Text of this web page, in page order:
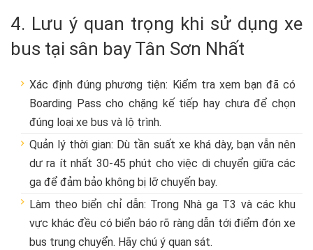
4. Lưu ý quan trọng khi sử dụng xe
bus tại sân bay Tân Sơn Nhất
Xác định đúng phương tiện: Kiểm tra xem bạn đã có
Boarding Pass cho chặng kế tiếp hay chưa để chọn
đúng loại xe bus và lộ trình.
Quản lý thời gian: Dù tần suất xe khá dày, bạn vẫn nên
dư ra ít nhất 30-45 phút cho việc di chuyển giữa các
ga để đảm bảo không bị lỡ chuyến bay.
Làm theo biển chỉ dẫn: Trong Nhà ga T3 và các khu
vực khác đều có biển báo rõ ràng dẫn tới điểm đón xe
bus trung chuyển. Hãy chú ý quan sát.